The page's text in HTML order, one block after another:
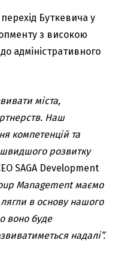
Буткевича у
з високою
адміністративного
міста,
Наш
компетенцій та
розвитку
SAGA Development
Management маємо
лягли в основу нашого
воно буде
надалі”.